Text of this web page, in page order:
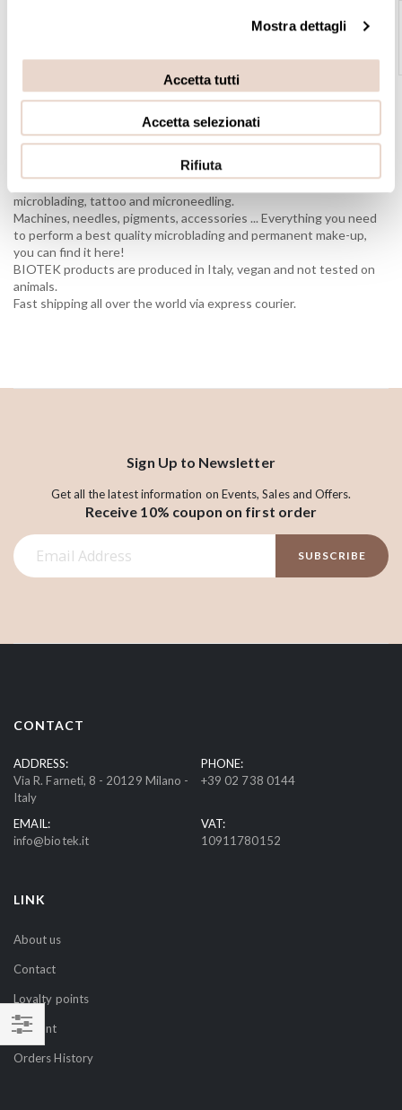
Mostra dettagli
Accetta tutti
Accetta selezionati
Rifiuta
SHOP
WELCOME TO THE OFFICIAL BIOTEK SHOP!
Here you can buy our best products for permanent makeup,
microblading, tattoo and microneedling.
Machines, needles, pigments, accessories ... Everything you need
to perform a best quality microblading and permanent make-up,
you can find it here!
BIOTEK products are produced in Italy, vegan and not tested on
animals.
Fast shipping all over the world via express courier.
Sign Up to Newsletter
Get all the latest information on Events, Sales and Offers.
Receive 10% coupon on first order
S
i
u
r
N
e
w
t
e
r
:
SUBSCRIBE
CONTACT
ADDRESS:
Via R. Farneti, 8 - 20129 Milano -
Italy
PHONE:
+39 02 738 0144
EMAIL:
info@biotek.it
VAT:
10911780152
LINK
About us
Contact
Loyalty points
Account
Orders History